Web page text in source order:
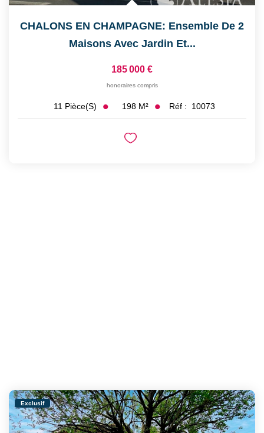
CHALONS EN CHAMPAGNE: Ensemble De 2
Maisons Avec Jardin Et...
185 000 €
honoraires compris
11 Pièce(s) 198 M² Réf : 10073
Exclusif